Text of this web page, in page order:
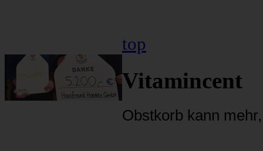
top
Vitamincent
Obstkorb kann